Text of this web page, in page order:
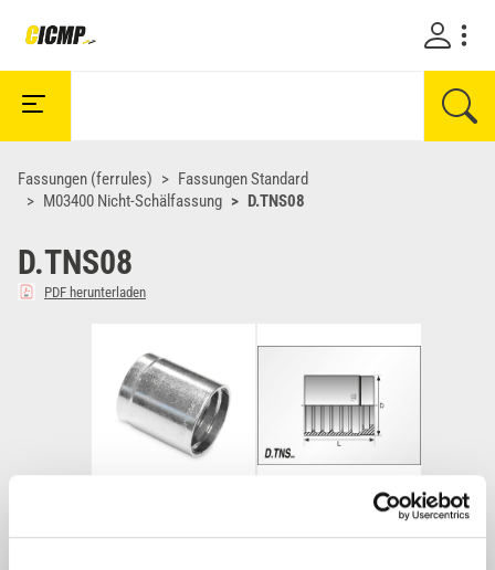
Fassungen (ferrules)
Fassungen Standard
M03400 Nicht-Schälfassung
D.TNS08
D.TNS08
PDF herunterladen
M03400/M03450